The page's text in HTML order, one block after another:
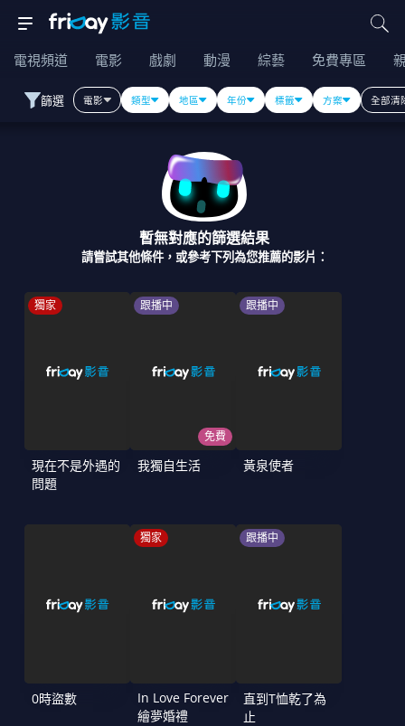
電視頻道 電影 戲劇 動漫 綜藝 免費專區
篩選 電影 類型 地區 年份 標籤 方案 全部清
暫無對應的篩選結果
請嘗試其他條件，或參考下列為您推薦的影片：
獨家
現在不是外遇的
問題
跟播中
免費
我獨自生活
跟播中
黃泉使者
0時盜數
獨家
In Love Forever
繪夢婚禮
跟播中
直到T恤乾了為
止